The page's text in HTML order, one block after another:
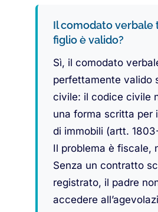
Il comodato verbale
figlio è valido?
Sì, il comodato
perfettamente valido
civile: il codice civile
una forma scritta per
di immobili (artt.
Il problema è fiscale,
Senza un contratto
registrato, il padre
accedere